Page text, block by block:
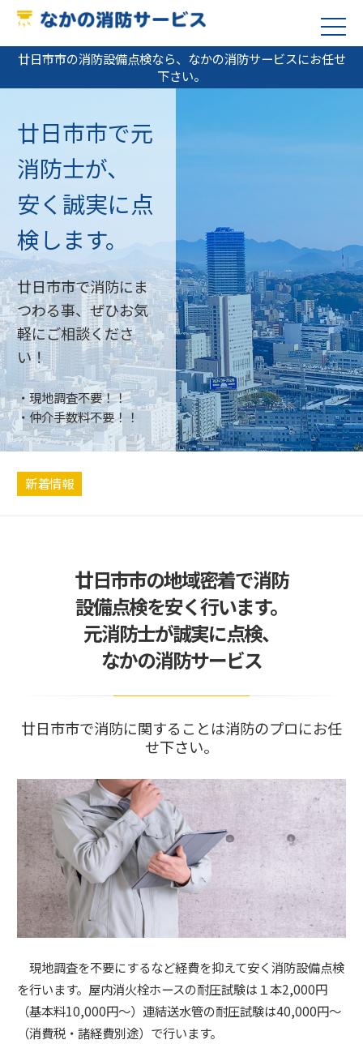
廿日市市の消防設備点検なら、なかの消防サービスにお任せ
下さい。
廿日市市で元
消防士が、
安く誠実に点
検します。
廿日市市で消防にま
つわる事、ぜひお気
軽にご相談くださ
い！
・現地調査不要！！
・仲介手数料不要！！
新着情報
廿日市市の地域密着で消防
設備点検を安く行います。
元消防士が誠実に点検、
なかの消防サービス
廿日市市で消防に関することは消防のプロにお任
せ下さい。
現地調査を不要にするなど経費を抑えて安く消防設備点検
を行います。屋内消火栓ホースの耐圧試験は１本2,000円
（基本料10,000円～）連結送水管の耐圧試験は40,000円～
（消費税・諸経費別途）で行います。